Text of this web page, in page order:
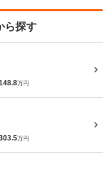
ら探す
万円
万円